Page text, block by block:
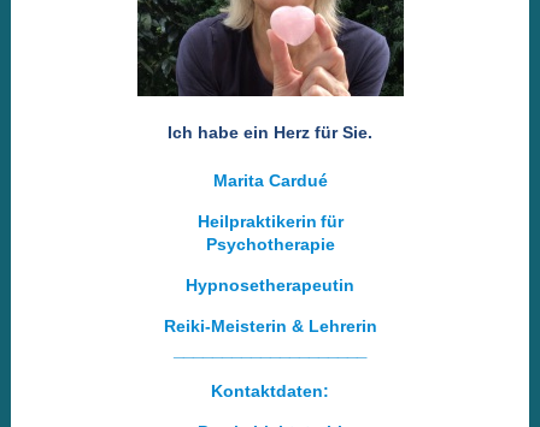
Ich habe ein Herz für Sie.
Marita Cardué
Heilpraktikerin für
Psychotherapie
Hypnosetherapeutin
Reiki-Meisterin & Lehrerin
Kontaktdaten: